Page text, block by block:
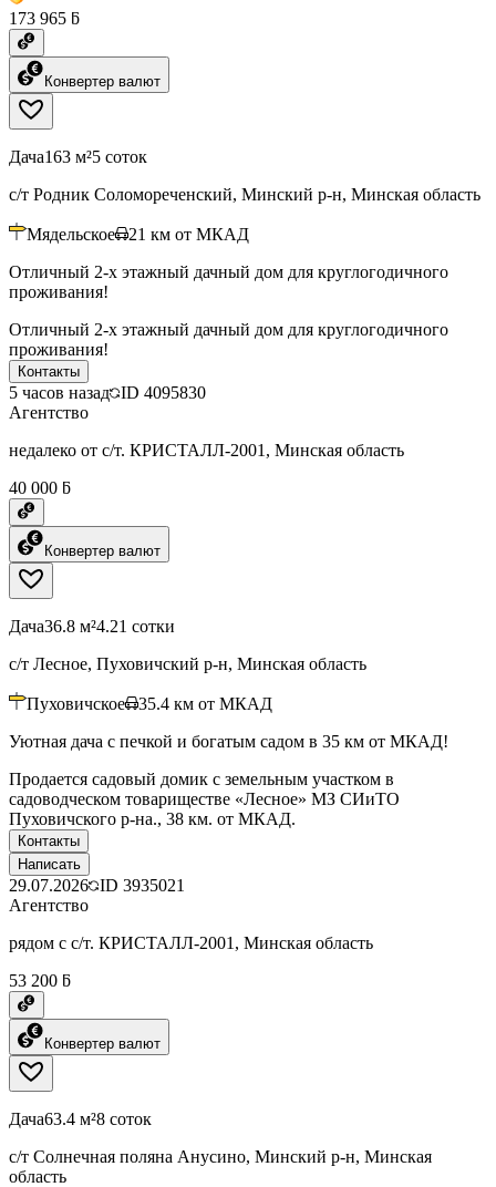
173 965 ƃ
Конвертер валют
Дача163 м²5 соток
с/т Родник Соломореченский, Минский р-н, Минская область
Мядельское 21 км от МКАД
Отличный 2-х этажный дачный дом для круглогодичного
проживания!
Отличный 2-х этажный дачный дом для круглогодичного
проживания!
Контакты
5 часов назад ID 4095830
Агентство
недалеко от с/т. КРИСТАЛЛ-2001, Минская область
40 000 ƃ
Конвертер валют
Дача36.8 м²4.21 сотки
с/т Лесное, Пуховичский р-н, Минская область
Пуховичское 35.4 км от МКАД
Уютная дача с печкой и богатым садом в 35 км от МКАД!
Продается садовый домик с земельным участком в
садоводческом товариществе «Лесное» МЗ СИиТО
Пуховичского р-на., 38 км. от МКАД.
Контакты
Написать
29.07.2026 ID 3935021
Агентство
рядом с с/т. КРИСТАЛЛ-2001, Минская область
53 200 ƃ
Конвертер валют
Дача63.4 м²8 соток
с/т Солнечная поляна Анусино, Минский р-н, Минская
область